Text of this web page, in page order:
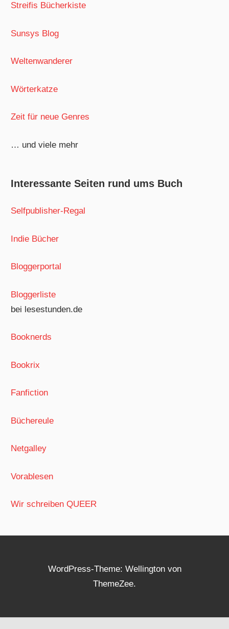
Streifis Bücherkiste
Sunsys Blog
Weltenwanderer
Wörterkatze
Zeit für neue Genres
… und viele mehr
Interessante Seiten rund ums Buch
Selfpublisher-Regal
Indie Bücher
Bloggerportal
Bloggerliste
bei lesestunden.de
Booknerds
Bookrix
Fanfiction
Büchereule
Netgalley
Vorablesen
Wir schreiben QUEER
WordPress-Theme: Wellington von
ThemeZee.